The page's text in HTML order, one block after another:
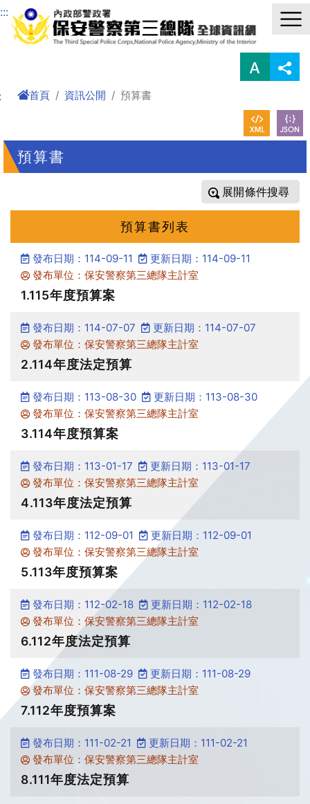
進入內容區塊
:::
首頁 資訊公開 預算書
預算書
條件搜尋
預算書列表
發布日期：114-09-11
更新日期：114-09-11
發布單位：保安警察第三總隊主計室
1.115年度預算案
發布日期：114-07-07
更新日期：114-07-07
發布單位：保安警察第三總隊主計室
2.114年度法定預算
發布日期：113-08-30
更新日期：113-08-30
發布單位：保安警察第三總隊主計室
3.114年度預算案
發布日期：113-01-17
更新日期：113-01-17
發布單位：保安警察第三總隊主計室
4.113年度法定預算
發布日期：112-09-01
更新日期：112-09-01
發布單位：保安警察第三總隊主計室
5.113年度預算案
發布日期：112-02-18
更新日期：112-02-18
發布單位：保安警察第三總隊主計室
6.112年度法定預算
發布日期：111-08-29
更新日期：111-08-29
發布單位：保安警察第三總隊主計室
7.112年度預算案
發布日期：111-02-21
更新日期：111-02-21
發布單位：保安警察第三總隊主計室
8.111年度法定預算